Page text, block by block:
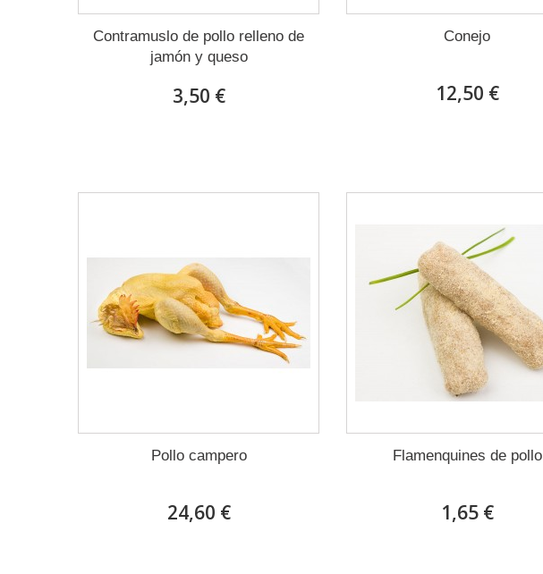
Contramuslo de pollo relleno de
jamón y queso
3,50 €
Conejo
12,50 €
Pollo campero
24,60 €
Flamenquines de pollo
1,65 €